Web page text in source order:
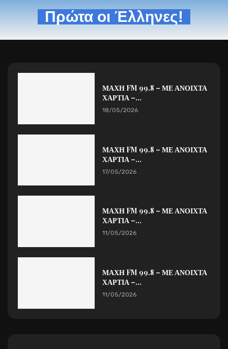
Πρώτα οι Έλληνες!
ΜΑΧΗ FM 99.8 – ΜΕ ΑΝΟΙΧΤΑ
ΧΑΡΤΙΑ –...
18/05/2026
ΜΑΧΗ FM 99.8 – ΜΕ ΑΝΟΙΧΤΑ
ΧΑΡΤΙΑ –...
17/05/2026
ΜΑΧΗ FM 99.8 – ΜΕ ΑΝΟΙΧΤΑ
ΧΑΡΤΙΑ –...
11/05/2026
ΜΑΧΗ FM 99.8 – ΜΕ ΑΝΟΙΧΤΑ
ΧΑΡΤΙΑ –...
11/05/2026